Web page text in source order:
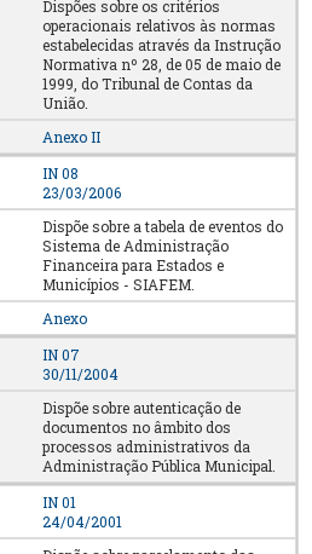
Dispões sobre os critérios
operacionais relativos às normas
estabelecidas através da Instrução
Normativa nº 28, de 05 de maio de
1999, do Tribunal de Contas da
União.
Anexo II
IN 08
23/03/2006
Dispõe sobre a tabela de eventos do
Sistema de Administração
Financeira para Estados e
Municípios - SIAFEM.
Anexo
IN 07
30/11/2004
Dispõe sobre autenticação de
documentos no âmbito dos
processos administrativos da
Administração Pública Municipal.
IN 01
24/04/2001